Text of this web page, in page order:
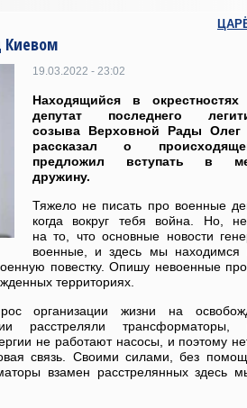
Киевом
19.03.2022 - 23:02
Находящийся в окрестностях
депутат последнего
созыва Верховной Рады Олег
рассказал о
предложил вступать в
дружину.
Тяжело не писать про военные
когда вокруг тебя война. Но,
на то, что основные новости
военные, и здесь мы находимся
повестку. Опишу невоенные
территориях.
организации жизни на
расстреляли трансформаторы,
не работают насосы, и поэтому
связь. Своими силами, без
взамен расстрелянных здесь